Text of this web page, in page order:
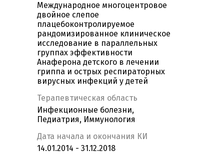
Международное многоцентровое
двойное слепое
плацебоконтролируемое
рандомизированное клиническое
исследование в параллельных
группах эффективности
Анаферона детского в лечении
гриппа и острых респираторных
вирусных инфекций у детей
Терапевтическая область
Инфекционные болезни,
Педиатрия, Иммунология
Дата начала и окончания КИ
14.01.2014 - 31.12.2018